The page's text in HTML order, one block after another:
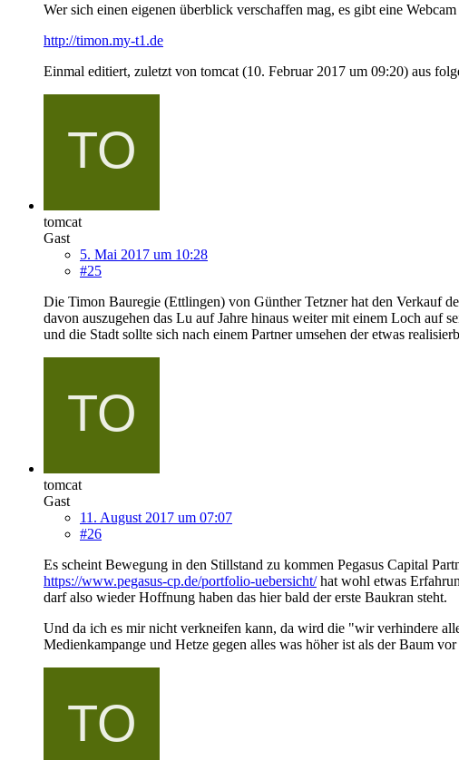
Wer sich einen eigenen überblick verschaffen mag, es gibt eine
http://timon.my-t1.de
Einmal editiert, zuletzt von tomcat (10. Februar 2017 um 09:20) aus
tomcat
Gast
5. Mai 2017 um 10:28
#25
Die Timon Bauregie (Ettlingen) von Günther Tetzner hat den Verkauf
davon auszugehen das Lu auf Jahre hinaus weiter mit einem Loch auf
und die Stadt sollte sich nach einem Partner umsehen der etwas
tomcat
Gast
11. August 2017 um 07:07
#26
Es scheint Bewegung in den Stillstand zu kommen Pegasus Capital
https://www.pegasus-cp.de/portfolio-uebersicht/hat wohl etwas
darf also wieder Hoffnung haben das hier bald der erste Baukran steht.
Und da ich es mir nicht verkneifen kann, da wird die "wir verhindere
Medienkampange und Hetze gegen alles was höher ist als der Baum